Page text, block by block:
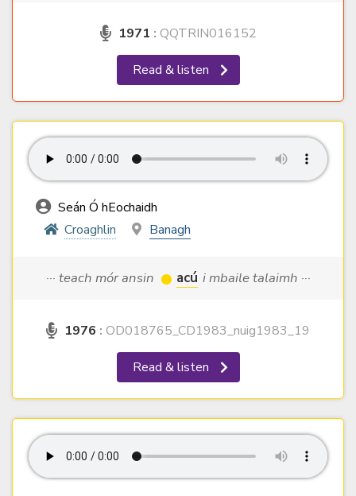
1971 : QQTRIN016152
Read & listen
Seán Ó hEochaidh
Croaghlin
Banagh
··· teach mór ansin acú i mbaile talaimh ···
1976 : OD018765_CD1983_nuig1983_19
Read & listen